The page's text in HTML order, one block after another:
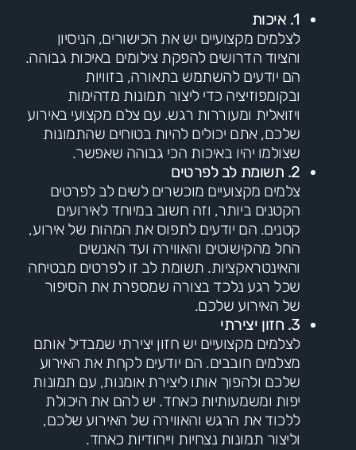
1. איכות
לצלמים מקצועיים יש את הכישורים, הניסיון
והציוד הדרושים להפקת צילומים באיכות גבוהה.
הם יודעים להשתמש בתאורה, בזוויות
ובקומפוזיציה כדי ליצור תמונות מדהימות
ויזואלית ומעוררות רגש. עם צלם מקצועי באירוע
שלכם, אתם יכולים להיות בטוחים שהתמונות
שצולמו יהיו באיכות הכי גבוהה שאפשר.
2. תשומת לב לפרטים
צלמים מקצועיים מוכשרים לשים לב לפרטים
הקטנים ביותר, וזה חשוב במיוחד לאירועים
קטנים. הם יודעים לתפוס את המהות של אירוע,
החל מהקישוטים והאווירה ועד האנשים
והאינטראקציות. תשומת לב זו לפרטים מבטיחה
שכל רגע נלכד בצורה שמספרת את הסיפור
של האירוע שלכם.
3. חזון יצירתי
לצלמים מקצועיים יש חזון יצירתי שמבדיל אותם
מצלמים חובבים. הם יודעים לקחת את האירוע
שלכם ולהפוך אותו ליצירת אומנות, עם תמונות
יפות ומשמעותיות כאחד. יש להם את היכולת
ללכוד את הרגש והאווירה של האירוע שלכם,
וליצור תמונות נצחיות וייחודיות כאחד.